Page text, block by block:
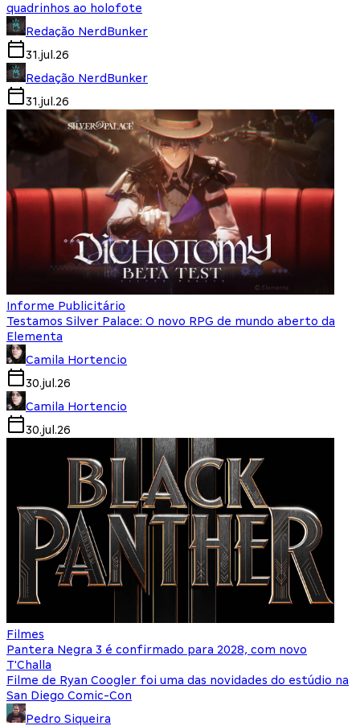
quadrinhos ao holofote
Redação NerdBunker
31.jul.26
Redação NerdBunker
31.jul.26
Informe Publicitário
Testamos Silver Palace: O novo RPG de mundo aberto da
Elementa
Camila Hortencio
30.jul.26
Camila Hortencio
30.jul.26
Filmes
Pantera Negra 3 é confirmado para 2028, com novo
T'Challa
Filme de Ryan Coogler foi uma das novidades do estúdio na
San Diego Comic-Con
Pedro Siqueira